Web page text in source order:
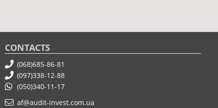
CONTACTS
(068)685-86-81
(097)338-12-88
(050)340-11-17
af@audit-invest.com.ua